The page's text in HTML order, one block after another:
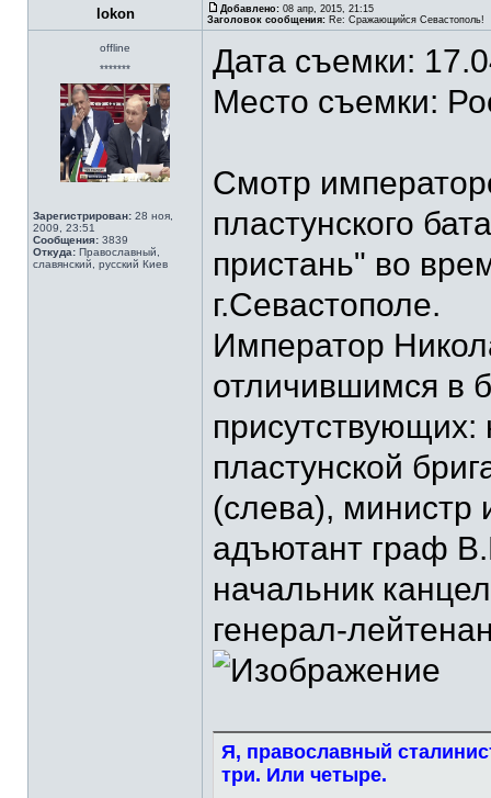
lokon Добавлено: 08 апр, 2015, 21:15
Заголовок сообщения: Re: Сражающийся Севастополь!
offline
*******
Зарегистрирован: 28 ноя,
2009, 23:51
Сообщения: 3839
Откуда: Православный,
славянский, русский Киев
Дата съемки:
Место съемки:
Смотр
пластунского
пристань" во
г.Севастополе.
Император
отличившимся в
присутствующих:
пластунской
(слева), министр
адъютант граф
начальник
генерал-
Я, православный
три. Или четыре.